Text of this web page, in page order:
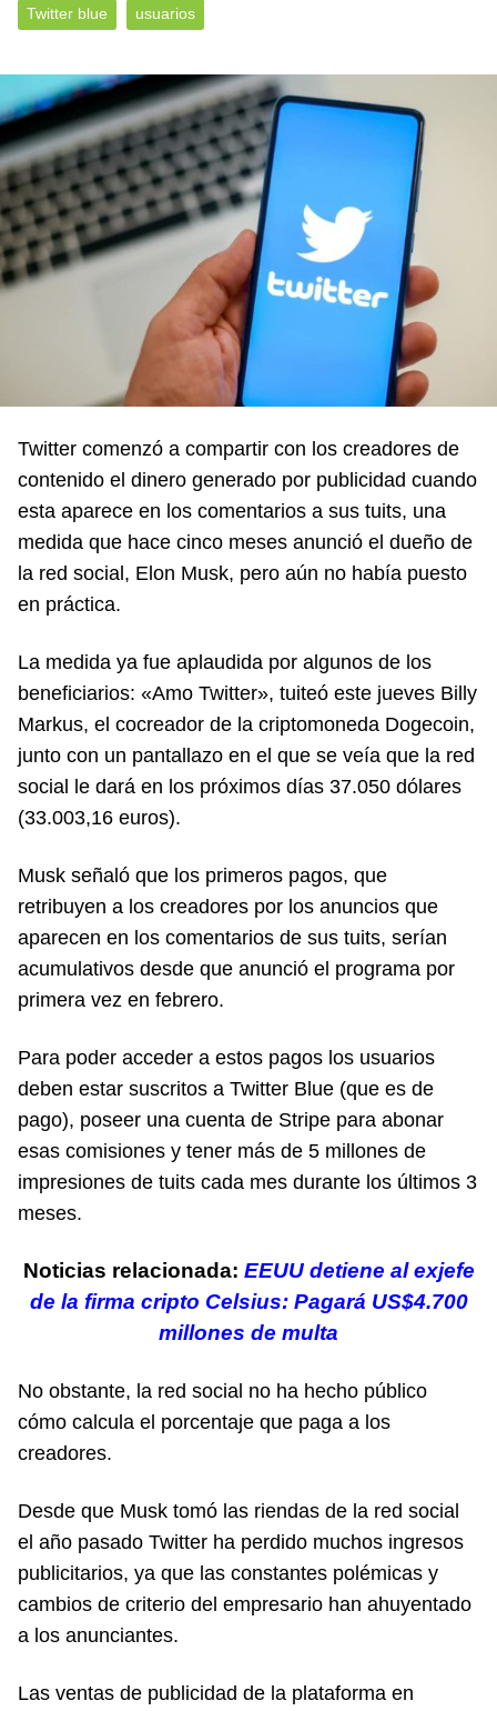
Twitter blue usuarios
Twitter comenzó a compartir con los creadores de
contenido el dinero generado por publicidad cuando
esta aparece en los comentarios a sus tuits, una
medida que hace cinco meses anunció el dueño de
la red social, Elon Musk, pero aún no había puesto
en práctica.
La medida ya fue aplaudida por algunos de los
beneficiarios: «Amo Twitter», tuiteó este jueves Billy
Markus, el cocreador de la criptomoneda Dogecoin,
junto con un pantallazo en el que se veía que la red
social le dará en los próximos días 37.050 dólares
(33.003,16 euros).
Musk señaló que los primeros pagos, que
retribuyen a los creadores por los anuncios que
aparecen en los comentarios de sus tuits, serían
acumulativos desde que anunció el programa por
primera vez en febrero.
Para poder acceder a estos pagos los usuarios
deben estar suscritos a Twitter Blue (que es de
pago), poseer una cuenta de Stripe para abonar
esas comisiones y tener más de 5 millones de
impresiones de tuits cada mes durante los últimos 3
meses.
Noticias relacionada: EEUU detiene al exjefe
de la firma cripto Celsius: Pagará US$4.700
millones de multa
No obstante, la red social no ha hecho público
cómo calcula el porcentaje que paga a los
creadores.
Desde que Musk tomó las riendas de la red social
el año pasado Twitter ha perdido muchos ingresos
publicitarios, ya que las constantes polémicas y
cambios de criterio del empresario han ahuyentado
a los anunciantes.
Las ventas de publicidad de la plataforma en